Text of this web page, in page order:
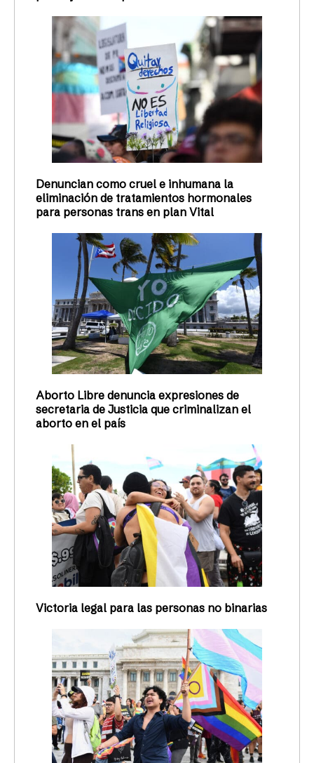
Denuncian como cruel e inhumana la
eliminación de tratamientos hormonales
para personas trans en plan Vital
Aborto Libre denuncia expresiones de
secretaria de Justicia que criminalizan el
aborto en el país
Victoria legal para las personas no binarias